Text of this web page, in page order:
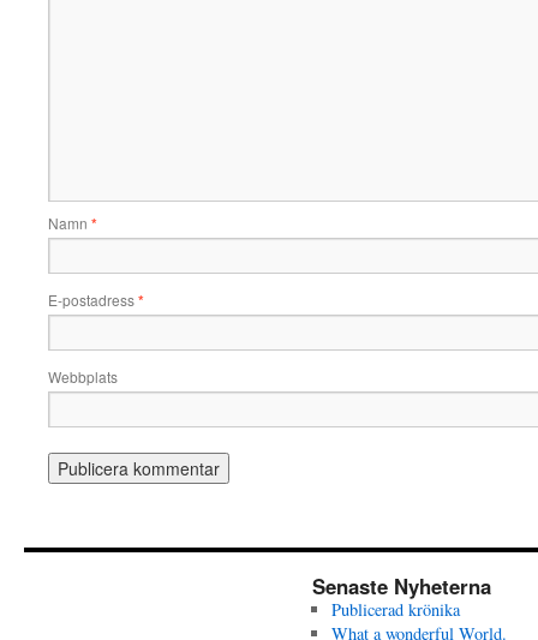
Namn *
E-postadress*
Webbplats
Senaste Nyheterna
Publicerad krönika
What a wonderful World.